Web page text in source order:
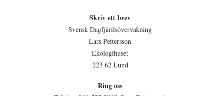
Skriv ett brev
Svensk Dagfjärilsövervakning
Lars Pettersson
Ekologihuset
223 62 Lund
Ring oss